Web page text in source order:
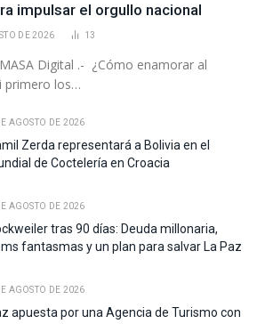
impulsar el orgullo nacional
DE 2026 13
Digital .- ¿Cómo enamorar al
primero los…
AGOSTO DE 2026
Zerda representará a Bolivia en el
de Coctelería en Croacia
AGOSTO DE 2026
tras 90 días: Deuda millonaria,
fantasmas y un plan para salvar La Paz
AGOSTO DE 2026
apuesta por una Agencia de Turismo con